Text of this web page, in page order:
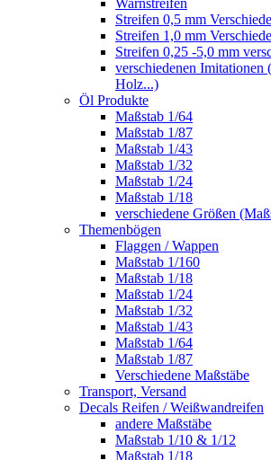
Warnstreifen
Streifen 0,5 mm
Streifen 1,0 mm
Streifen 0,25 -5,0 mm
verschiedenen Imitationen
Holz...)
Öl Produkte
Maßstab 1/64
Maßstab 1/87
Maßstab 1/43
Maßstab 1/32
Maßstab 1/24
Maßstab 1/18
verschiedene Größen
Themenbögen
Flaggen / Wappen
Maßstab 1/160
Maßstab 1/18
Maßstab 1/24
Maßstab 1/32
Maßstab 1/43
Maßstab 1/64
Maßstab 1/87
Verschiedene Maßstäbe
Transport, Versand
Decals Reifen / Weißwandreifen
andere Maßstäbe
Maßstab 1/10 & 1/12
Maßstab 1/18